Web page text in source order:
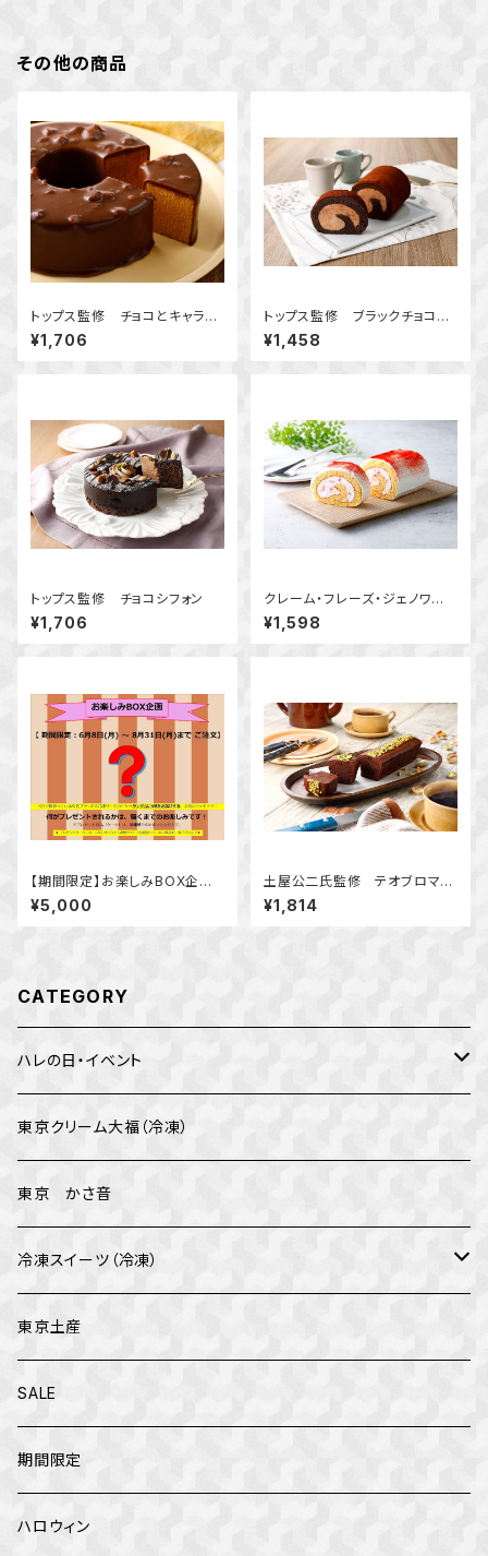
その他の商品
トップス監修 チョコとキャラメ
ルのバウムクーヘン
¥1,706
トップス監修 ブラックチョコロ
ール
¥1,458
トップス監修 チョコシフォン
¥1,706
クレーム・フレーズ・ジェノワー
ズ関口倭代シェフのいちごショ
ートケーキロール
¥1,598
【期間限定】お楽しみBOX企画
（6月8日 ～8月31日まで）
¥5,000
土屋公二氏監修 テオブロマ
マダガスカルカカオのケーキ
¥1,814
CATEGORY
ハレの日・イベント
バレンタイン
イベント
母の日
父の日
東京クリーム大福（冷凍）
東京 かさ音
冷凍スイーツ（冷凍）
テオブロマ
トップス
カファレル
東京土産
SALE
期間限定
ハロウィン